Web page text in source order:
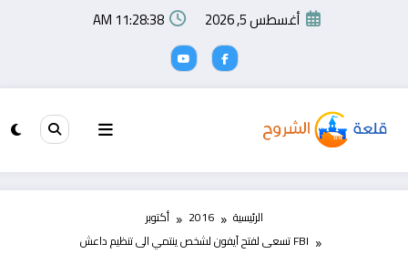
أغسطس 5, 2026 11:28:38 AM
الرئيسية 2016
أكتوبر
FBI تسعى لفتح آيفون لشخص ينتمي الى تنظيم داعش